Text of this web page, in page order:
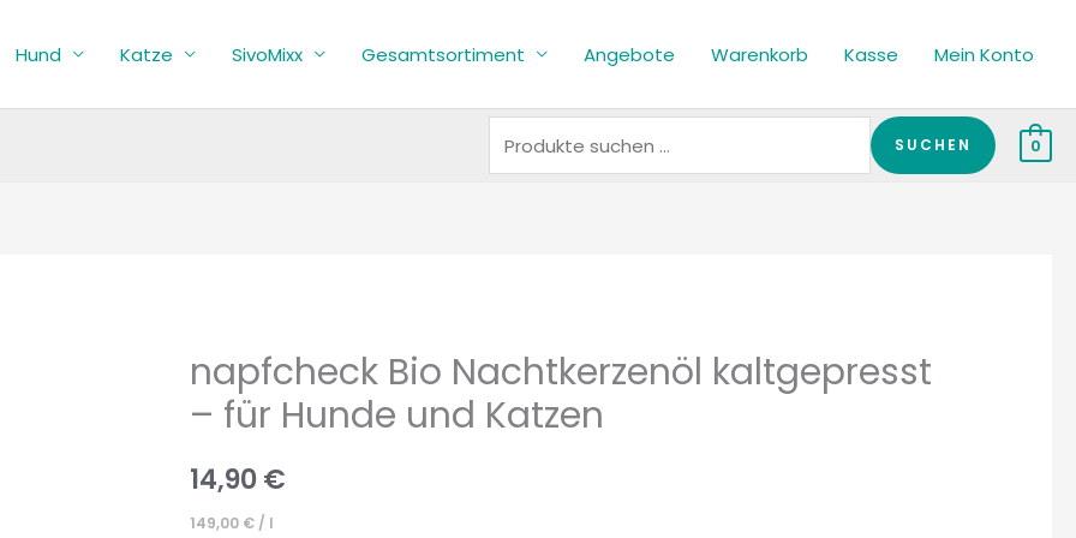
Hund Katze SivoMixx Gesamtsortiment Angebote Warenkorb Kasse Mein Konto
nach:
SUCHEN 0
napfcheck Bio Nachtkerzenöl kaltgepresst
– für Hunde und Katzen
14,90€
149,00 €/ l
napfcheck
Nachtkerzenöl
kaltgepresst
-
für